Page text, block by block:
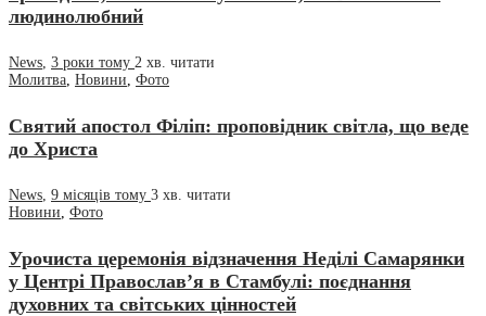
людинолюбний
News, 3 роки тому 2 хв. читати
Молитва, Новини, Фото
Святий апостол Філіп: проповідник світла, що веде
до Христа
News 9 місяців тому 3 хв. читати
Новини Фото
Урочиста церемонія відзначення Неділі Самарянки
у Центрі Православ’я в Стамбулі: поєднання
духовних та світських цінностей